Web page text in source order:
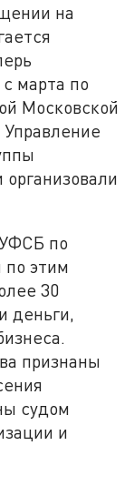
на
марта по
Московской
по
по этим
30
деньги,
признаны
судом
и